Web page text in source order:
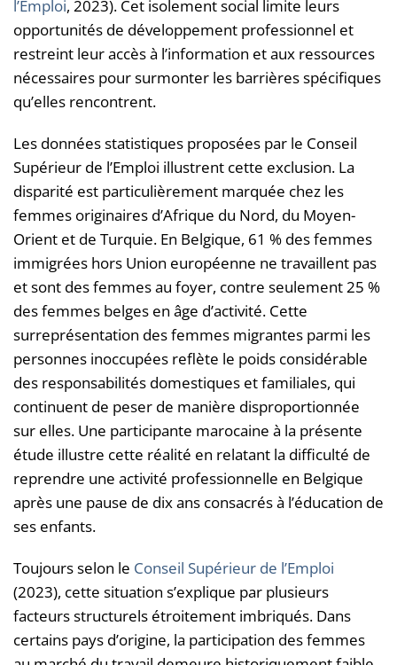
l’Emploi, 2023). Cet isolement social limite leurs
opportunités de développement professionnel et
restreint leur accès à l’information et aux ressources
nécessaires pour surmonter les barrières spécifiques
qu’elles rencontrent.
Les données statistiques proposées par le Conseil
Supérieur de l’Emploi illustrent cette exclusion. La
disparité est particulièrement marquée chez les
femmes originaires d’Afrique du Nord, du Moyen-
Orient et de Turquie. En Belgique, 61 % des femmes
immigrées hors Union européenne ne travaillent pas
et sont des femmes au foyer, contre seulement 25 %
des femmes belges en âge d’activité. Cette
surreprésentation des femmes migrantes parmi les
personnes inoccupées reflète le poids considérable
des responsabilités domestiques et familiales, qui
continuent de peser de manière disproportionnée
sur elles. Une participante marocaine à la présente
étude illustre cette réalité en relatant la difficulté de
reprendre une activité professionnelle en Belgique
après une pause de dix ans consacrés à l’éducation de
ses enfants.
Toujours selon le Conseil Supérieur de l’Emploi
(2023), cette situation s’explique par plusieurs
facteurs structurels étroitement imbriqués. Dans
certains pays d’origine, la participation des femmes